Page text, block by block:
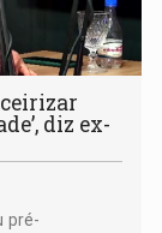
diz ex-
pré-